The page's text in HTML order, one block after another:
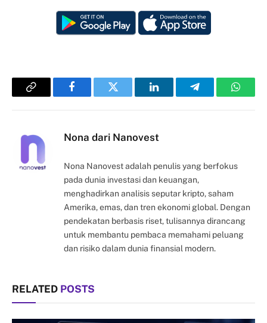
Copy
FacebookTwitter LinkedInTelegram
Nona dari Nanovest
Nona Nanovest adalah penulis yang berfokus
pada dunia investasi dan keuangan,
menghadirkan analisis seputar kripto, saham
Amerika, emas, dan tren ekonomi global. Dengan
pendekatan berbasis riset, tulisannya dirancang
untuk membantu pembaca memahami peluang
dan risiko dalam dunia finansial modern.
RELATED POSTS